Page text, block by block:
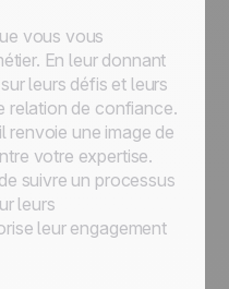
vous vous
En leur donnant
leurs défis et leurs
relation de confiance.
renvoie une image de
votre expertise.
suivre un processus
leurs
leur engagement